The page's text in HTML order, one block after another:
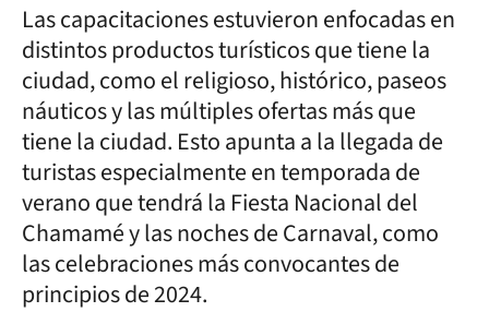
Las capacitaciones estuvieron enfocadas en
distintos productos turísticos que tiene la
ciudad, como el religioso, histórico, paseos
náuticos y las múltiples ofertas más que
tiene la ciudad. Esto apunta a la llegada de
turistas especialmente en temporada de
verano que tendrá la Fiesta Nacional del
Chamamé y las noches de Carnaval, como
las celebraciones más convocantes de
principios de 2024.